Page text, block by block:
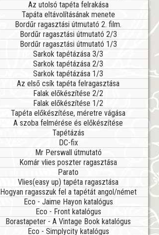
Az utolsó tapéta felrakása
Tapáta eltávolításának menete
Bordűr ragasztási útmutató 2. film.
Bordűr ragasztási útmutató 2/3
Bordűr ragasztási útmutató 1/3
Sarkok tapétázása 3/3
Sarkok tapétázása 2/3
Sarkok tapétázása 1/3
Az első csík tapéta felragasztása
Falak előkészítése 2/2
Falak előkészítése 1/2
Tapéta előkészítése, méretre vágása
A szoba felmérése és előkészítése
Tapétázás
DC-fix
Mr Perswall útmutató
Komár vlies poszter ragasztása
Parato
Vlies(easy up) tapéta ragasztása
Hogyan ragasszuk fel a tapétát angol/német
Eco - Jaime Hayon katalógus
Eco - Front katalógus
Borastapeter - A Vintage Book katalógus
Eco - Simplycity katalógus